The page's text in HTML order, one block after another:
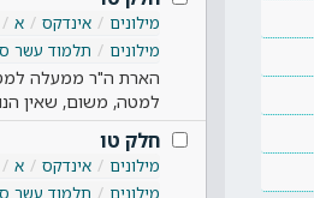
מילונים אינדקס א
מילונים
תלמוד עשר
הארת ה"ר ממעלה
למטה, משום, שאין
חלק טו
מילונים אינדקס א
מילונים
תלמוד עשר